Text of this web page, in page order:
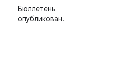
Бюллетень
опубликован.